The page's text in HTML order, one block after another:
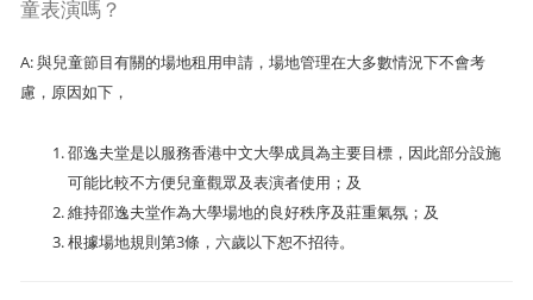
童表演嗎？
A: 與兒童節目有關的場地租用申請，場地管理在大多數情況下不會考
慮，原因如下，
邵逸夫堂是以服務香港中文大學成員為主要目標，因此部分設施
可能比較不方便兒童觀眾及表演者使用；及
維持邵逸夫堂作為大學場地的良好秩序及莊重氣氛；及
根據場地規則第3條，六歲以下恕不招待。